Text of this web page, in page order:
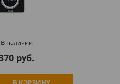
В наличии
руб.
В КОРЗИНУ